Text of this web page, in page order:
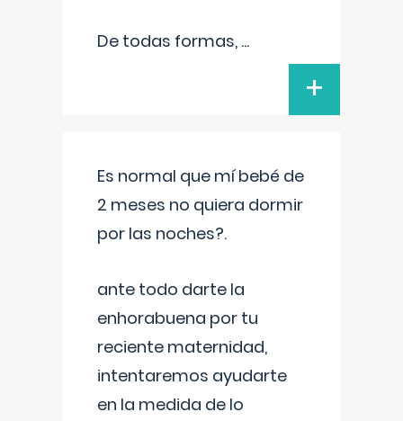
De todas formas, ...
+
Es normal que mí bebé de
2 meses no quiera dormir
por las noches?.
ante todo darte la
enhorabuena por tu
reciente maternidad,
intentaremos ayudarte
en la medida de lo